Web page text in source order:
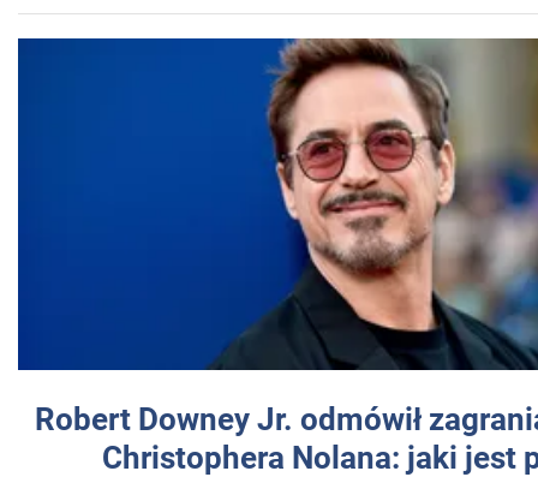
Robert Downey Jr. odmówił
Christophera Nolana: jaki jest